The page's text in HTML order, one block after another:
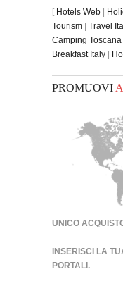
[ Hotels Web |
Tourism | Travel
Camping Toscana
Breakfast Italy |
PROMUOVI
UNICO
INSERISCI LA
PORTALI.